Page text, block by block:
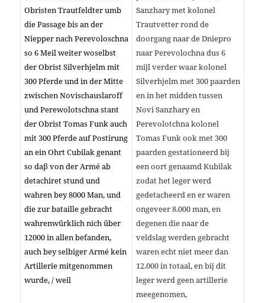
Obristen Trautfeldter umb
die Passage bis an der
Niepper nach Perevoloschna
so 6 Meil weiter woselbst
der Obrist Silverhjelm mit
300 Pferde und in der Mitte
zwischen Novischauslaroff
und Perewolotschna stant
der Obrist Tomas Funk auch
mit 300 Pferde auf Postirung
an ein Ohrt Cubilak genant
so daβ von der Armé ab
detachiret stund und
wahren bey 8000 Man, und
die zur bataille gebracht
wahrenwürklich nich über
12000 in allen befanden,
auch bey selbiger Armé kein
Artillerie mitgenommen
wurde, / weil
Sanzhary met kolonel
Trautvetter rond de
doorgang naar de Dniepro
naar Perevolochna dus 6
mijl verder waar kolonel
Silverhjelm met 300 paarden
en in het midden tussen
Novi Sanzhary en
Perevolotchna kolonel
Tomas Funk ook met 300
paarden gestationeerd bij
een oort genaamd Kubilak
zodat het leger werd
gedetacheerd en er waren
ongeveer 8.000 man, en
degenen die naar de
veldslag werden gebracht
waren echt niet meer dan
12.000 in totaal, en bij dit
leger werd geen artillerie
meegenomen,